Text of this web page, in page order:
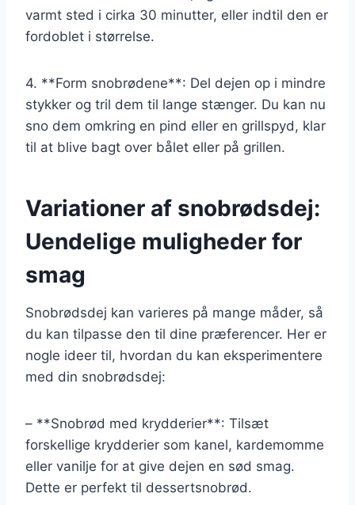
varmt sted i cirka 30 minutter, eller indtil den er
fordoblet i størrelse.
4. **Form snobrødene**: Del dejen op i mindre
stykker og tril dem til lange stænger. Du kan nu
sno dem omkring en pind eller en grillspyd, klar
til at blive bagt over bålet eller på grillen.
Variationer af snobrødsdej:
Uendelige muligheder for
smag
Snobrødsdej kan varieres på mange måder, så
du kan tilpasse den til dine præferencer. Her er
nogle ideer til, hvordan du kan eksperimentere
med din snobrødsdej:
– **Snobrød med krydderier**: Tilsæt
forskellige krydderier som kanel, kardemomme
eller vanilje for at give dejen en sød smag.
Dette er perfekt til dessertsnobrød.